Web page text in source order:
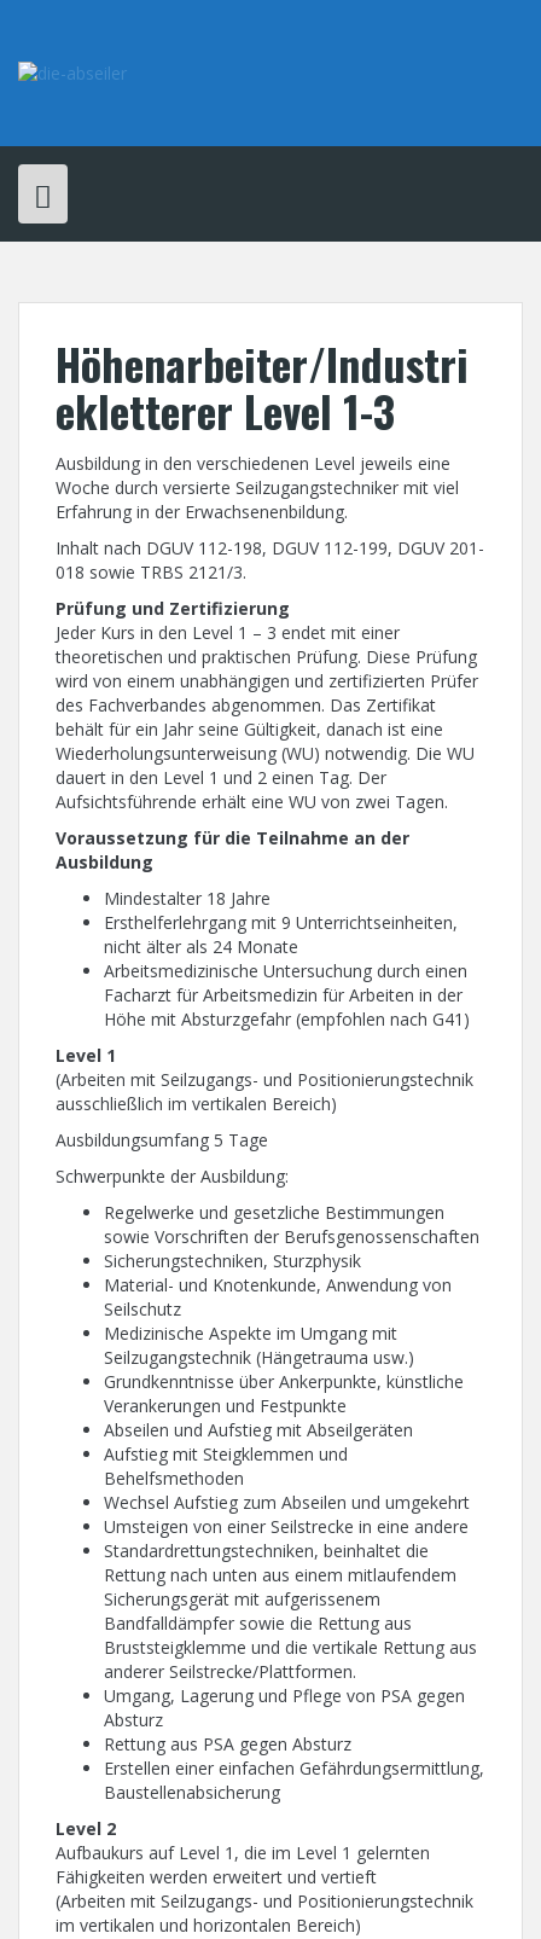
content
Höhenarbeiter/Industri
ekletterer Level 1-3
Ausbildung in den verschiedenen Level jeweils eine
Woche durch versierte Seilzugangstechniker mit viel
Erfahrung in der Erwachsenenbildung.
Inhalt nach DGUV 112-198, DGUV 112-199, DGUV 201-
018 sowie TRBS 2121/3.
Prüfung und Zertifizierung
Jeder Kurs in den Level 1 – 3 endet mit einer
theoretischen und praktischen Prüfung. Diese Prüfung
wird von einem unabhängigen und zertifizierten Prüfer
des Fachverbandes abgenommen. Das Zertifikat
behält für ein Jahr seine Gültigkeit, danach ist eine
Wiederholungsunterweisung (WU) notwendig. Die WU
dauert in den Level 1 und 2 einen Tag. Der
Aufsichtsführende erhält eine WU von zwei Tagen.
Voraussetzung für die Teilnahme an der
Ausbildung
Mindestalter 18 Jahre
Ersthelferlehrgang mit 9 Unterrichtseinheiten,
nicht älter als 24 Monate
Arbeitsmedizinische Untersuchung durch einen
Facharzt für Arbeitsmedizin für Arbeiten in der
Höhe mit Absturzgefahr (empfohlen nach G41)
Level 1
(Arbeiten mit Seilzugangs- und Positionierungstechnik
ausschließlich im vertikalen Bereich)
Ausbildungsumfang 5 Tage
Schwerpunkte der Ausbildung:
Regelwerke und gesetzliche Bestimmungen
sowie Vorschriften der Berufsgenossenschaften
Sicherungstechniken, Sturzphysik
Material- und Knotenkunde, Anwendung von
Seilschutz
Medizinische Aspekte im Umgang mit
Seilzugangstechnik (Hängetrauma usw.)
Grundkenntnisse über Ankerpunkte, künstliche
Verankerungen und Festpunkte
Abseilen und Aufstieg mit Abseilgeräten
Aufstieg mit Steigklemmen und
Behelfsmethoden
Wechsel Aufstieg zum Abseilen und umgekehrt
Umsteigen von einer Seilstrecke in eine andere
Standardrettungstechniken, beinhaltet die
Rettung nach unten aus einem mitlaufendem
Sicherungsgerät mit aufgerissenem
Bandfalldämpfer sowie die Rettung aus
Bruststeigklemme und die vertikale Rettung aus
anderer Seilstrecke/Plattformen.
Umgang, Lagerung und Pflege von PSA gegen
Absturz
Rettung aus PSA gegen Absturz
Erstellen einer einfachen Gefährdungsermittlung,
Baustellenabsicherung
Level 2
Aufbaukurs auf Level 1, die im Level 1 gelernten
Fähigkeiten werden erweitert und vertieft
(Arbeiten mit Seilzugangs- und Positionierungstechnik
im vertikalen und horizontalen Bereich)